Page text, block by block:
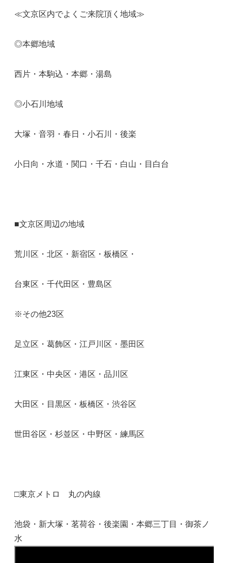
≪文京区内でよくご来院頂く地域≫
◎本郷地域
西片・本駒込・本郷・湯島
◎小石川地域
大塚・音羽・春日・小石川・後楽
小日向・水道・関口・千石・白山・目白台
■文京区周辺の地域
荒川区・北区・新宿区・板橋区・
台東区・千代田区・豊島区
※その他23区
足立区・葛飾区・江戸川区・墨田区
江東区・中央区・港区・品川区
大田区・目黒区・板橋区・渋谷区
世田谷区・杉並区・中野区・練馬区
□東京メトロ 丸の内線
池袋・新大塚・茗荷谷・後楽園・本郷三丁目・御茶ノ
水